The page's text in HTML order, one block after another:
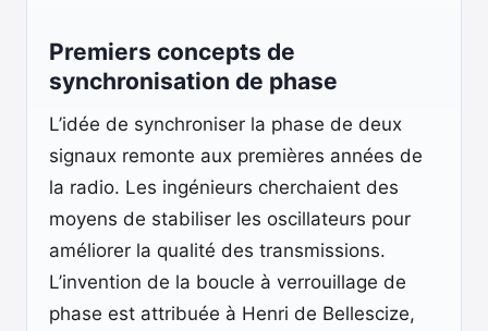
Premiers concepts de
synchronisation de phase
L’idée de synchroniser la phase de deux
signaux remonte aux premières années de
la radio. Les ingénieurs cherchaient des
moyens de stabiliser les oscillateurs pour
améliorer la qualité des transmissions.
L’invention de la boucle à verrouillage de
phase est attribuée à Henri de Bellescize,